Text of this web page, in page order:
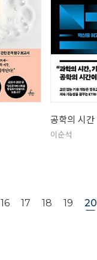
공학의 시간
이순석
16 17 18 19 20